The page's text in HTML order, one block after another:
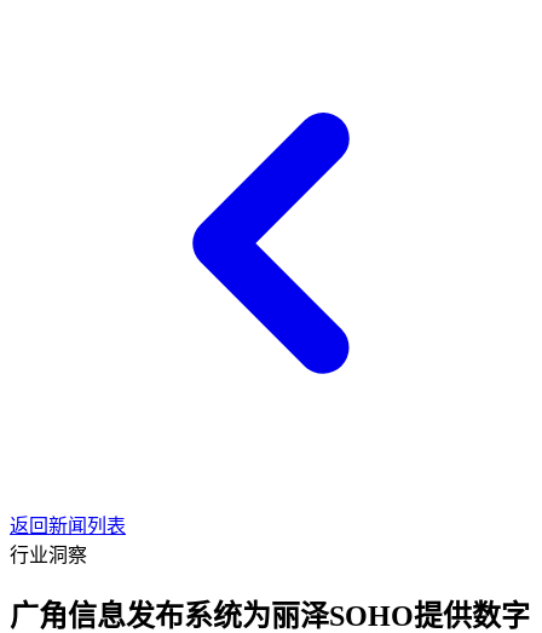
返回新闻列表
行业洞察
广角信息发布系统为丽泽SOHO提供数字